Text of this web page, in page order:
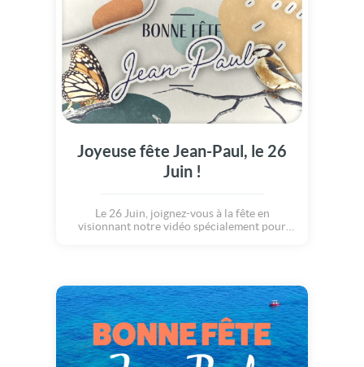
Joyeuse fête Jean-Paul, le 26
Juin !
Le 26 Juin, joignez-vous à la fête en
visionnant notre vidéo spécialement pour